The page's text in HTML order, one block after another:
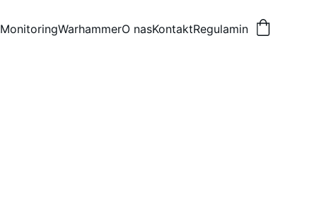
MonitoringWarhammerO nasKontaktRegulamin